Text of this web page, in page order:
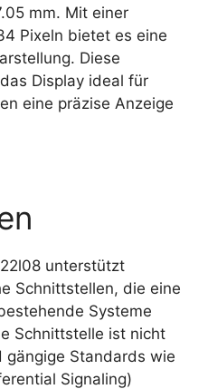
mm. Mit einer
Pixeln bietet es eine
Diese
Display ideal für
eine präzise Anzeige
unterstützt
Schnittstellen, die eine
Systeme
Schnittstelle ist nicht
Standards wie
Signaling)